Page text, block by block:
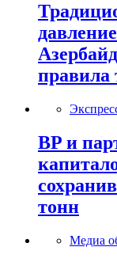
правила
BP и
тонн
Медиа